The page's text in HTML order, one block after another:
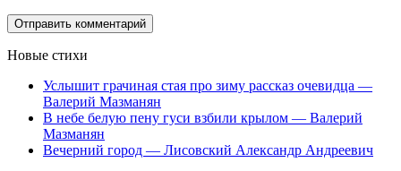
Новые стихи
Услышит грачиная стая про зиму рассказ очевидца —
Валерий Мазманян
В небе белую пену гуси взбили крылом — Валерий
Мазманян
Вечерний город — Лисовский Александр Андреевич